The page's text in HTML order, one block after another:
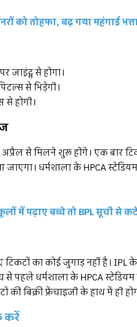
को तोहफा, बढ़ गया महंगाई
से होगा।
से भिड़ेगी।
होगी।
से मिलने शुरू होंगे। एक बार
धर्मशाला के HPCA
में पढ़ाए बच्चे तो BPL सूची से
का कोई जुगाड़ नहीं है।
से पहले धर्मशाला के HPCA
बिक्री फ्रेंचाइजी के हाथ में ही
करें